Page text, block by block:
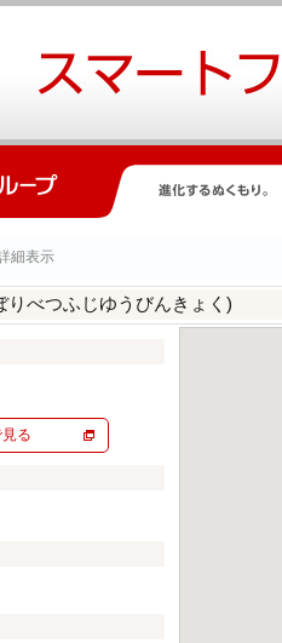
細表示
りべつふじゆうびんきょく)
る